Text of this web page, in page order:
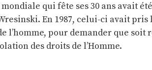
qui fête ses 30 ans avait
En 1987, celui-ci avait
l’homme, pour demander que soit
des droits de l’Homme.